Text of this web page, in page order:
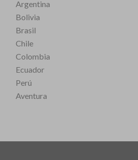
Argentina
Bolivia
Brasil
Chile
Colombia
Ecuador
Perú
Aventura